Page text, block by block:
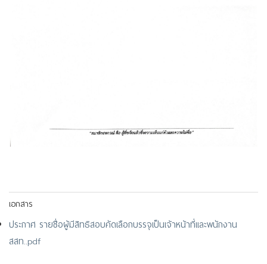
เอกสาร
ประกาศ รายชื่อผู้มีสิทธิสอบคัดเลือกบรรจุเป็นเจ้าหน้าที่และพนักงาน
สสท..pdf